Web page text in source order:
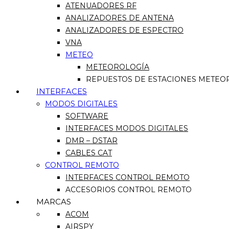
ATENUADORES RF
ANALIZADORES DE ANTENA
ANALIZADORES DE ESPECTRO
VNA
METEO
METEOROLOGÍA
REPUESTOS DE ESTACIONES
INTERFACES
MODOS DIGITALES
SOFTWARE
INTERFACES MODOS DIGITALES
DMR – DSTAR
CABLES CAT
CONTROL REMOTO
INTERFACES CONTROL REMOTO
ACCESORIOS CONTROL REMOTO
MARCAS
ACOM
AIRSPY